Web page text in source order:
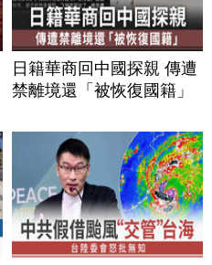
日籍華商回中國探親 傳遭
禁離境還「被恢復國籍」